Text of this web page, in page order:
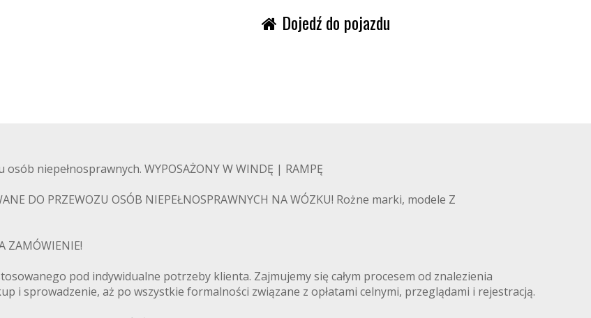
Dojedź do pojazdu
niepełnosprawnych. WYPOSAŻONY W WINDĘ | RAMPĘ
DO PRZEWOZU OSÓB NIEPEŁNOSPRAWNYCH NA WÓZKU! Rożne marki, modele Z
ZAMÓWIENIE!
pod indywidualne potrzeby klienta. Zajmujemy się całym procesem od znalezienia
i sprowadzenie, aż po wszystkie formalności związane z opłatami celnymi, przeglądami i rejestracją.